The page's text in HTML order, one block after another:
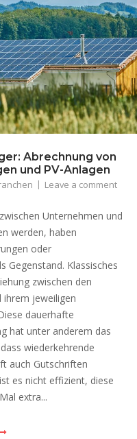
Abrechnung von
und PV-Anlagen
Leave a comment
Unternehmen und
werden, haben
oder
Gegenstand. Klassisches
zwischen den
ihrem jeweiligen
dauerhafte
hat unter anderem das
wiederkehrende
auch Gutschriften
es nicht effizient, diese
extra...